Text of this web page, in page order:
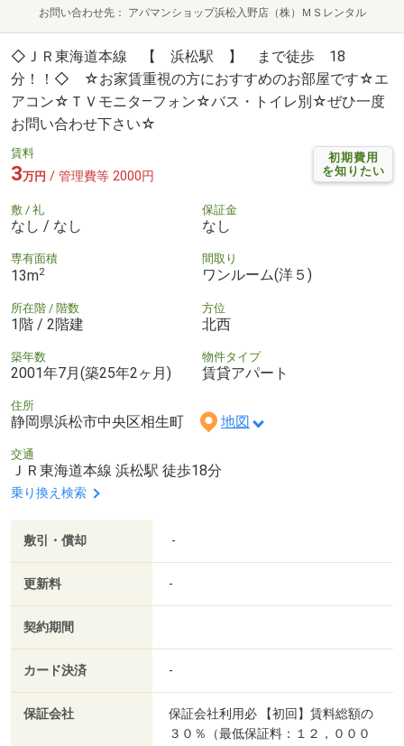
お問い合わせ先 アパマンショップ浜松入野店（株）ＭＳレンタル
◇ＪＲ東海道本線 【 浜松駅 】 まで徒歩 18
分！！◇ ☆お家賃重視の方におすすめのお部屋です☆エ
アコン☆ＴＶモニタ―フォン☆バス・トイレ別☆ぜひ一度
お問い合わせ下さい☆
初期費用
を知りたい
賃料
3万円 / 管理費等 2000円
敷 / 礼
なし / なし
保証金
なし
専有面積
13m2
間取り
ワンルーム(洋５)
所在階 / 階数
1階 / 2階建
方位
北西
築年数
2001年7月(築25年2ヶ月)
物件タイプ
賃貸アパート
住所
静岡県浜松市中央区相生町 地図
交通
ＪＲ東海道本線 浜松駅 徒歩18分
乗り換え検索
敷引・償却 -
更新料 -
契約期間
カード決済 -
保証会社
保証会社利用必 【初回】賃料総額の
３０％（最低保証料：１２，０００